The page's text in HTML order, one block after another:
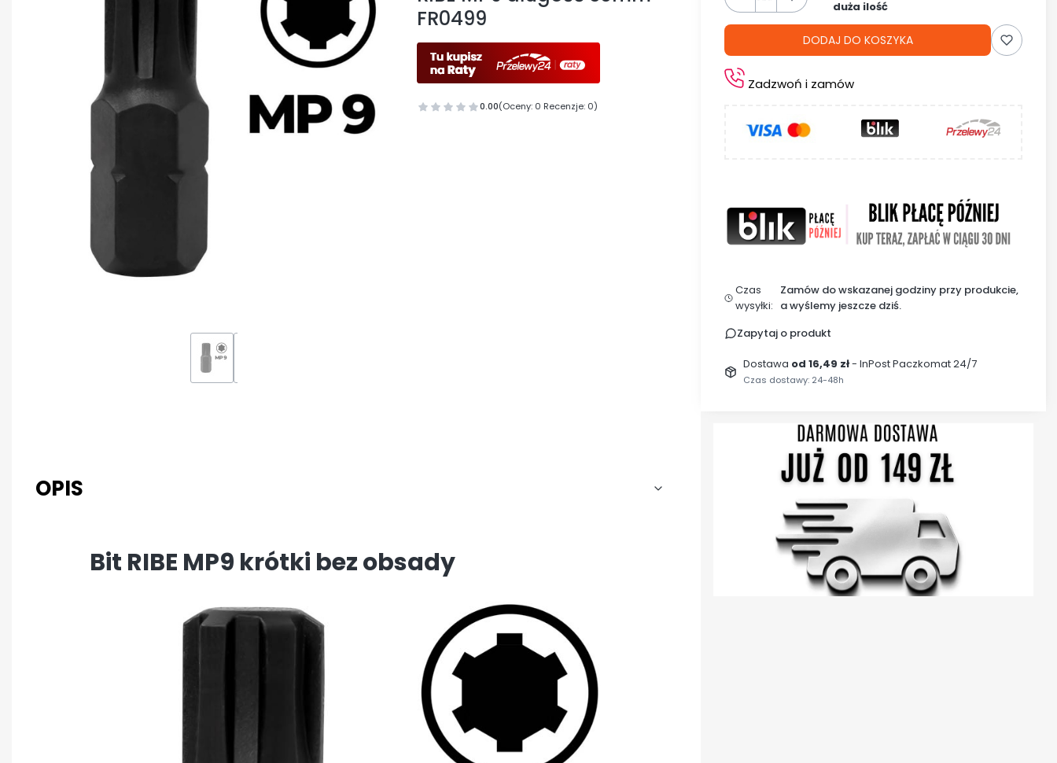
FR0499
0.00(Oceny: 0 Recenzje: 0)
OPIS
Bit RIBE MP9 krótki bez obsady
duża ilość
DODAJ DO KOSZYKA
Zadzwoń i zamów
Czas
wysyłki:
Zamów do wskazanej godziny przy produkcie,
a wyślemy jeszcze dziś.
Zapytaj o produkt
Dostawa od 16,49 zł- InPost Paczkomat 24/7
Czas dostawy: 24-48h